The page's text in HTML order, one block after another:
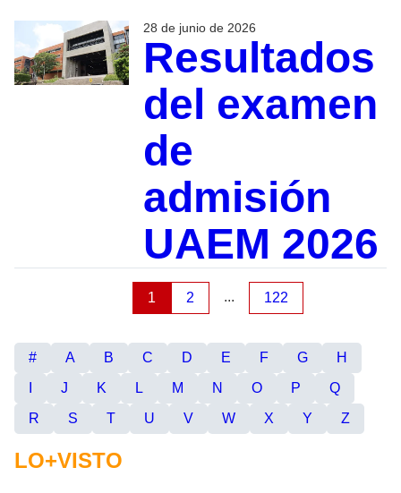
28 de junio de 2026
Resultados
del examen
de
admisión
UAEM 2026
1 2 ... 122
# A B C D E F G
H
J K L M N O P
Q
R
S T U V W X Y Z
LO+VISTO